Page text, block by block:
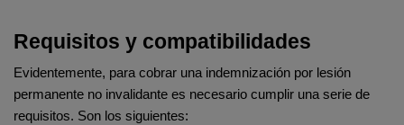
Requisitos y compatibilidades
Evidentemente, para cobrar una indemnización por lesión
permanente no invalidante es necesario cumplir una serie de
requisitos. Son los siguientes: